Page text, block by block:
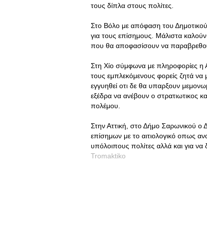
τους δίπλα στους πολίτες.
Στο Βόλο με απόφαση του
για τους επίσημους. Μάλιστα
που θα αποφασίσουν να
Στη Χίο σύμφωνα με πληροφορίες η
τους εμπλεκόμενους φορείς ζητά
εγγυηθεί οτι δε θα υπαρξουν
εξέδρα να ανέβουν ο στρατιωτικος
πολέμου.
Στην Αττική, στο Δήμο Σαρωνικού ο
επίσημων με το αιτιολογικό οπως
υπόλοιπους πολίτες αλλά και για να
Tromaktiko